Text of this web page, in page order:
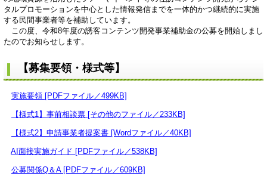
タルプロモーションを中心とした情報発信までを一体的かつ継続的に実施
する民間事業者等を補助しています。
この度、令和8年度の誘客コンテンツ開発事業補助金の公募を開始しまし
たのでお知らせします。
【募集要領・様式等】
実施要領 [PDFファイル／499KB]
【様式1】事前相談票 [その他のファイル／233KB]
【様式2】申請事業者提案書 [Wordファイル／40KB]
AI面接実施ガイド [PDFファイル／538KB]
公募関係Q＆A [PDFファイル／609KB]